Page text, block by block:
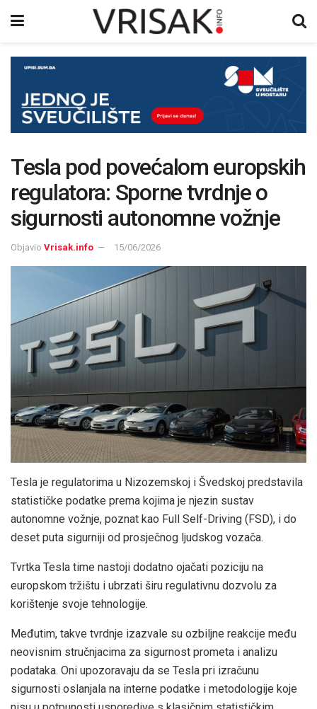
Tesla pod povećalom europskih
regulatora: Sporne tvrdnje o
sigurnosti autonomne vožnje
Objavio Vrisak.info 15/06/2026
Tesla je regulatorima u Nizozemskoj i Švedskoj predstavila
statističke podatke prema kojima je njezin sustav
autonomne vožnje, poznat kao Full Self-Driving (FSD), i do
deset puta sigurniji od prosječnog ljudskog vozača.
Tvrtka Tesla time nastoji dodatno ojačati poziciju na
europskom tržištu i ubrzati širu regulativnu dozvolu za
korištenje svoje tehnologije.
Međutim, takve tvrdnje izazvale su ozbiljne reakcije među
neovisnim stručnjacima za sigurnost prometa i analizu
podataka. Oni upozoravaju da se Tesla pri izračunu
sigurnosti oslanjala na interne podatke i metodologije koje